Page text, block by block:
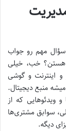
سؤال مهم رو جواب
هستن؟ خب، خیلی
و اینترنت و گوشی
منبع دیجیتال.
ویدئوهایی که از
سوابق مشتری‌ها
دیگه.